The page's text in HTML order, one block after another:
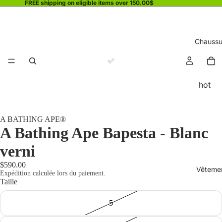
FREE shipping on eligible items over 150.00$
hot
A BATHING APE®
A Bathing Ape Bapesta - Blanc
verni
$590.00
Expédition calculée lors du paiement.
Taille
5